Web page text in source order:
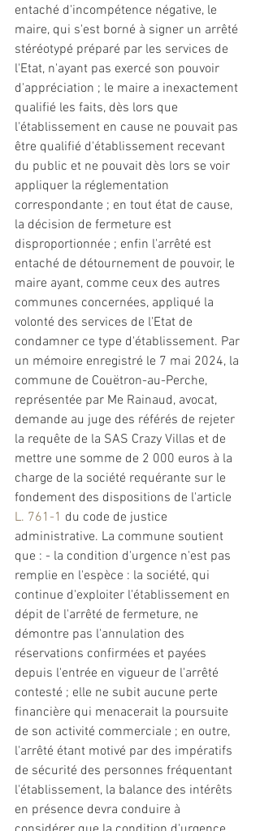
entaché d'incompétence négative, le
maire, qui s'est borné à signer un arrêté
stéréotypé préparé par les services de
l'Etat, n'ayant pas exercé son pouvoir
d'appréciation ; le maire a inexactement
qualifié les faits, dès lors que
l'établissement en cause ne pouvait pas
être qualifié d'établissement recevant
du public et ne pouvait dès lors se voir
appliquer la réglementation
correspondante ; en tout état de cause,
la décision de fermeture est
disproportionnée ; enfin l'arrêté est
entaché de détournement de pouvoir, le
maire ayant, comme ceux des autres
communes concernées, appliqué la
volonté des services de l'Etat de
condamner ce type d'établissement. Par
un mémoire enregistré le 7 mai 2024, la
commune de Couëtron-au-Perche,
représentée par Me Rainaud, avocat,
demande au juge des référés de rejeter
la requête de la SAS Crazy Villas et de
mettre une somme de 2 000 euros à la
charge de la société requérante sur le
fondement des dispositions de l'article
L. 761-1 du code de justice
administrative. La commune soutient
que : - la condition d'urgence n'est pas
remplie en l'espèce : la société, qui
continue d'exploiter l'établissement en
dépit de l'arrêté de fermeture, ne
démontre pas l'annulation des
réservations confirmées et payées
depuis l'entrée en vigueur de l'arrêté
contesté ; elle ne subit aucune perte
financière qui menacerait la poursuite
de son activité commerciale ; en outre,
l'arrêté étant motivé par des impératifs
de sécurité des personnes fréquentant
l'établissement, la balance des intérêts
en présence devra conduire à